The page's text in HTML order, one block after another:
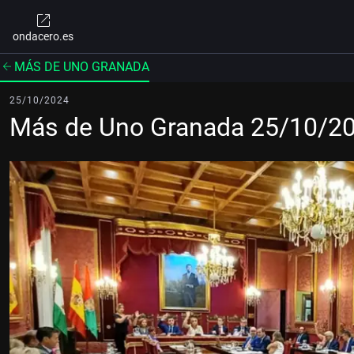
ondacero.es
MÁS DE UNO GRANADA
25/10/2024
Más de Uno Granada 25/10/